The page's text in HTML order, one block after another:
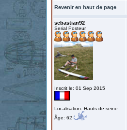
Revenir en haut de page
sebastian92
Serial Posteur
Inscrit le: 01 Sep 2015
Localisation: Hauts de seine
Âge: 62